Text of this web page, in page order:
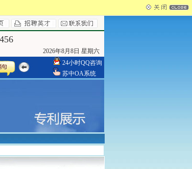
2026年8月8日 星期六
24小时QQ咨询
苏中OA系统